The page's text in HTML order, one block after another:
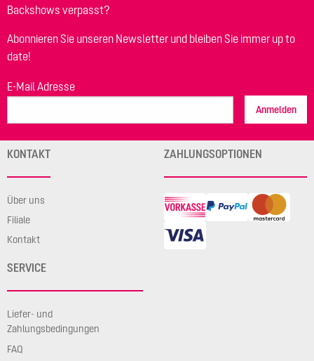
Backshows verpasst?
Abonnieren Sie unseren Newsletter und bleiben Sie immer up to
date!
E-Mail Adresse
Anmelden
KONTAKT
Über uns
Filiale
Kontakt
SERVICE
Liefer- und
Zahlungsbedingungen
FAQ
ZAHLUNGSOPTIONEN